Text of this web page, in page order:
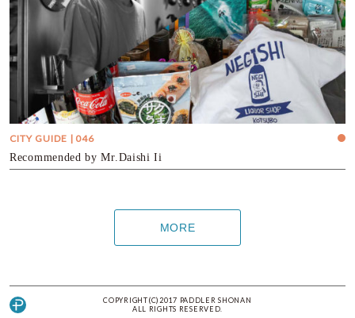
CITY GUIDE | 046
Recommended by Mr.Daishi Ii
MORE
COPYRIGHT(C)2017 PADDLER SHONAN
ALL RIGHTS RESERVED.